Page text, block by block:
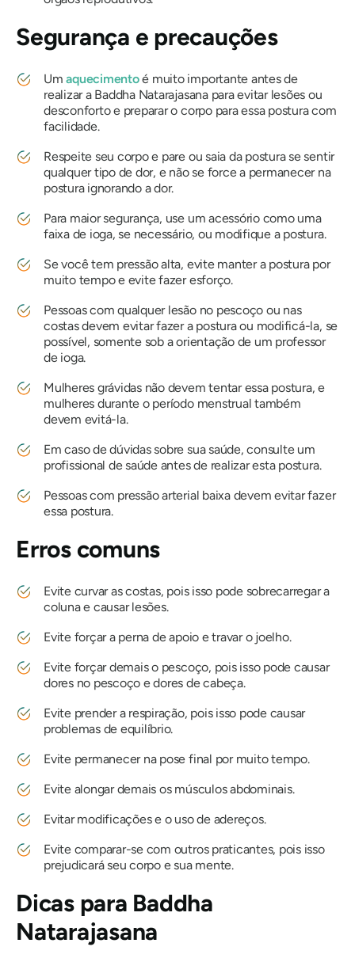
Segurança e precauções
Umaquecimentoé muito importante antes de
realizar a Baddha Natarajasana para evitar lesões ou
desconforto e preparar o corpo para essa postura com
facilidade.
Respeite seu corpo e pare ou saia da postura se sentir
qualquer tipo de dor, e não se force a permanecer na
postura ignorando a dor.
Para maior segurança, use um acessório como uma
faixa de ioga, se necessário, ou modifique a postura.
Se você tem pressão alta, evite manter a postura por
muito tempo e evite fazer esforço.
Pessoas com qualquer lesão no pescoço ou nas
costas devem evitar fazer a postura ou modificá-la, se
possível, somente sob a orientação de um professor
de ioga.
Mulheres grávidas não devem tentar essa postura, e
mulheres durante o período menstrual também
devem evitá-la.
Em caso de dúvidas sobre sua saúde, consulte um
profissional de saúde antes de realizar esta postura.
Pessoas com pressão arterial baixa devem evitar fazer
essa postura.
Erros comuns
Evite curvar as costas, pois isso pode sobrecarregar a
coluna e causar lesões.
Evite forçar a perna de apoio e travar o joelho.
Evite forçar demais o pescoço, pois isso pode causar
dores no pescoço e dores de cabeça.
Evite prender a respiração, pois isso pode causar
problemas de equilíbrio.
Evite permanecer na pose final por muito tempo.
Evite alongar demais os músculos abdominais.
Evitar modificações e o uso de adereços.
Evite comparar-se com outros praticantes, pois isso
prejudicará seu corpo e sua mente.
Dicas para Baddha
Natarajasana